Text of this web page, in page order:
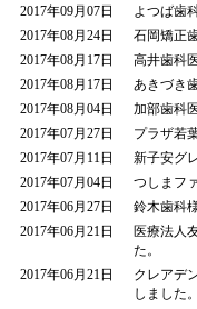
2017年09月07日
よつば歯
2017年08月24日
石岡矯正
2017年08月17日
高井歯科
2017年08月17日
あきづき
2017年08月04日
加部歯科
2017年07月27日
プラザ若
2017年07月11日
新子安グ
2017年07月04日
つしまフ
2017年06月27日
鈴木歯科
2017年06月21日
医療法人
た。
2017年06月21日
クレアデ
しました。